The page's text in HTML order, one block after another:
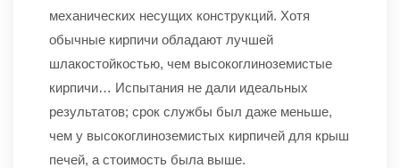
механических несущих конструкций. Хотя
обычные кирпичи обладают лучшей
шлакостойкостью, чем высокоглиноземистые
кирпичи… Испытания не дали идеальных
результатов; срок службы был даже меньше,
чем у высокоглиноземистых кирпичей для крыш
печей, а стоимость была выше.